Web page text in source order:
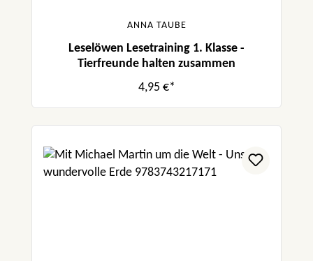
ANNA TAUBE
Leselöwen Lesetraining 1. Klasse -
Tierfreunde halten zusammen
4,95 €*